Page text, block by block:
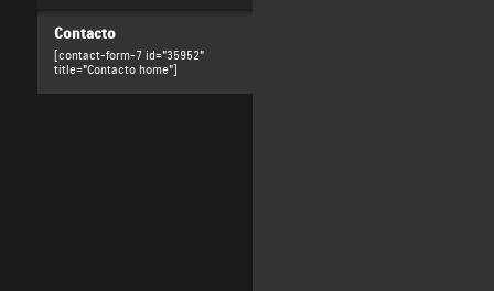
Contacto
[contact-form-7 id="35952"
title="Contacto home"]